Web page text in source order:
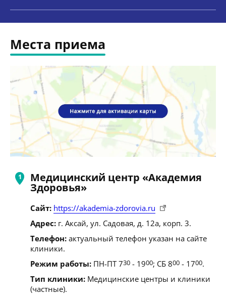
Места приема
Медицинский центр «Академия
Здоровья»
Сайт: https://akademia-zdorovia.ru
Адрес: г. Аксай, ул. Садовая, д. 12а, корп. 3.
Телефон: актуальный телефон указан на сайте
клиники.
Режим работы: ПН-ПТ 730 - 1900; СБ 800 - 1700.
Тип клиники: Медицинские центры и клиники
(частные).